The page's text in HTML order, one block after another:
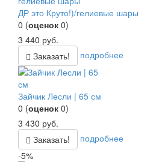
ДР это Круто!)/гелиевые шары
0 (оценок 0)
3 440 руб.
Заказать!
подробнее
Зайчик Лесли | 65 см
0 (оценок 0)
3 430 руб.
Заказать!
подробнее
-5%